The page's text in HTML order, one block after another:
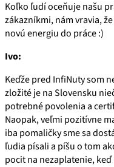
Koľko ľudí oceňuje našu
zákazníkmi, nám vravia,
novú energiu do práce :)
Ivo:
Keďže pred InfiNuty som
zložité je na Slovensku
potrebné povolenia a
Naopak, veľmi pozitívne
iba pomaličky sme sa
ľudia písali a píšu o tom
pocit na nezaplatenie,